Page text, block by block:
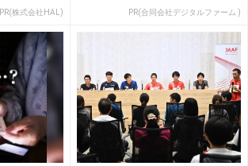
PR(株式会社HAL) PR(合同会社デジタルファーム )